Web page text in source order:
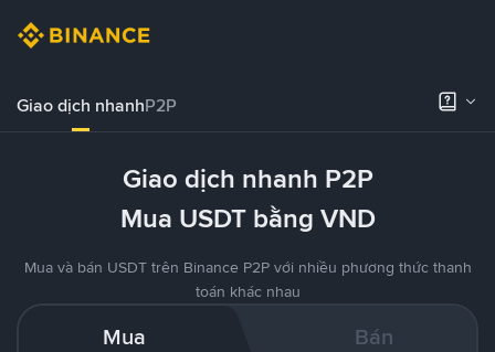
Giao dịch nhanhP2P
Giao dịch nhanh P2P
Mua USDT bằng VND
Mua và bán USDT trên Binance P2P với nhiều phương thức thanh
toán khác nhau
Mua Bán